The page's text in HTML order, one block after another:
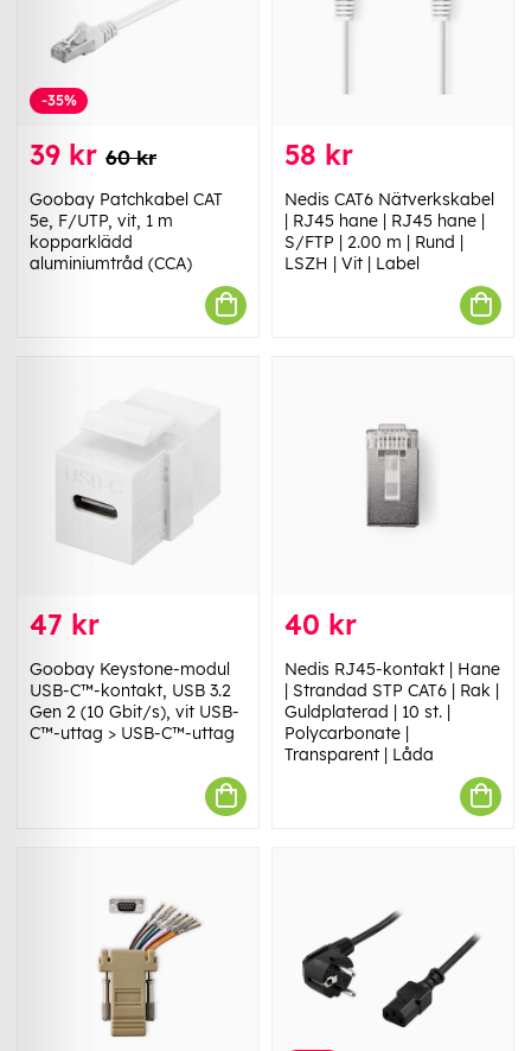
-35%
39 kr 60 kr
Goobay Patchkabel CAT
5e, F/UTP, vit, 1 m
kopparklädd
aluminiumtråd (CCA)
58 kr
Nedis CAT6 Nätverkskabel
| RJ45 hane | RJ45 hane |
S/FTP | 2.00 m | Rund |
LSZH | Vit | Label
47 kr
Goobay Keystone-modul
USB-C™-kontakt, USB 3.2
Gen 2 (10 Gbit/s), vit USB-
C™-uttag > USB-C™-uttag
40 kr
Nedis RJ45-kontakt | Hane
| Strandad STP CAT6 | Rak |
Guldplaterad | 10 st. |
Polycarbonate |
Transparent | Låda